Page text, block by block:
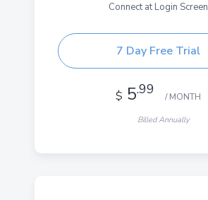
Connect at Login Screen
7 Day Free Trial
$ 5.99 / MONTH
Billed Annually